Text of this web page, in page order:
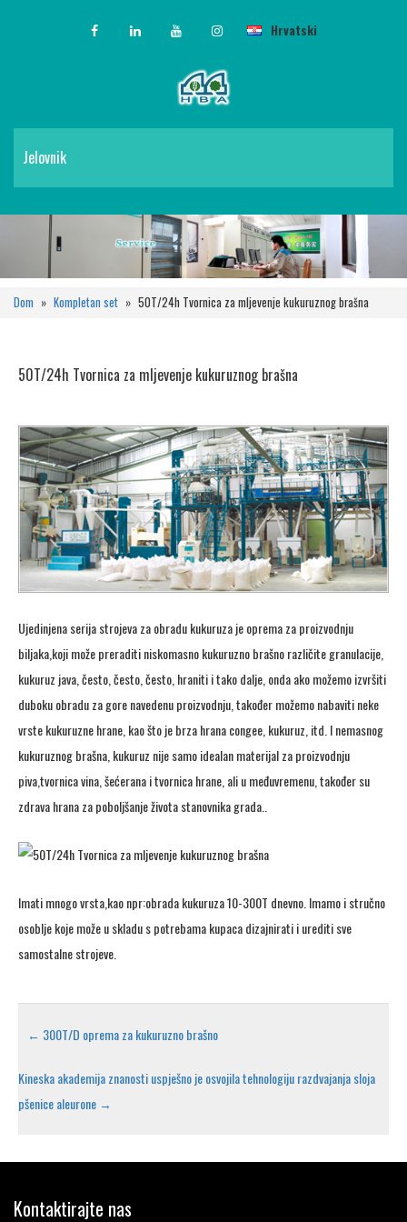
Jelovnik
Hrvatski
Dom » Kompletan set » 50T/24h Tvornica za mljevenje kukuruznog brašna
50T/24h Tvornica za mljevenje kukuruznog brašna
Ujedinjena serija strojeva za obradu kukuruza je oprema za proizvodnju
biljaka,koji može preraditi niskomasno kukuruzno brašno različite granulacije,
kukuruz java, često, često, često, hraniti i tako dalje, onda ako možemo izvršiti
duboku obradu za gore navedenu proizvodnju, također možemo nabaviti neke
vrste kukuruzne hrane, kao što je brza hrana congee, kukuruz, itd. I nemasnog
kukuruznog brašna, kukuruz nije samo idealan materijal za proizvodnju
piva,tvornica vina, šećerana i tvornica hrane, ali u međuvremenu, također su
zdrava hrana za poboljšanje života stanovnika grada..
Imati mnogo vrsta,kao npr:obrada kukuruza 10-300T dnevno. Imamo i stručno
osoblje koje može u skladu s potrebama kupaca dizajnirati i urediti sve
samostalne strojeve.
← 300T/D oprema za kukuruzno brašno
Kineska akademija znanosti uspješno je osvojila tehnologiju razdvajanja sloja
pšenice aleurone →
Kontaktirajte nas